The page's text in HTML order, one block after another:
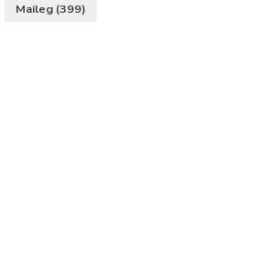
Maileg (399)